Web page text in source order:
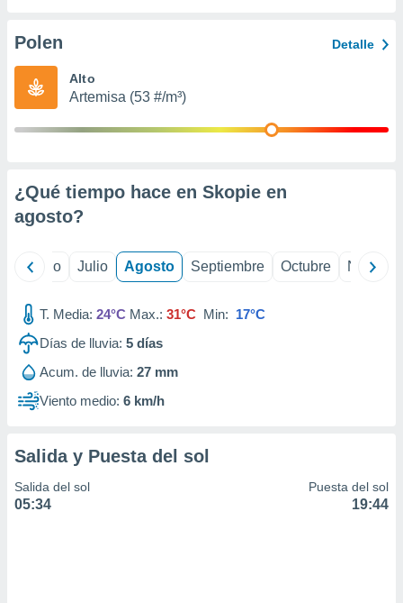
e
mediante
de
1199
Polen Detalle
Alto
Artemisa (53 #/m³)
¿Qué tiempo hace en Skopie en
agosto?
Junio Julio Agosto Septiembre Octubre
T. Media: 24°C Max.: 31°C Min: 17°C
Días de lluvia: 5 días
Acum. de lluvia: 27 mm
Viento medio: 6 km/h
Salida y Puesta del sol
Salida del sol
05:34
Puesta del sol
19:44